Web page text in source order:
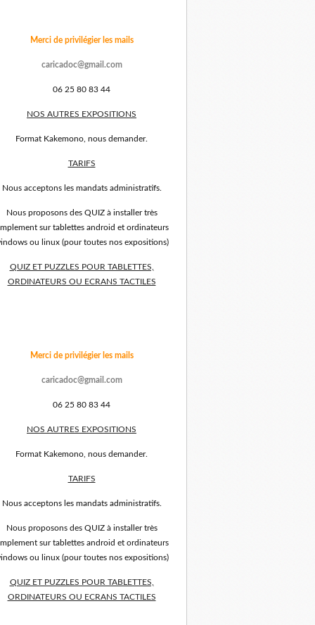
Merci de privilégier les mails
caricadoc@gmail.com
06 25 80 83 44
NOS AUTRES EXPOSITIONS
Format Kakemono, nous demander.
TARIFS
Nous acceptons les mandats administratifs.
Nous proposons des QUIZ à installer très
sur tablettes android et ordinateurs
ou linux (pour toutes nos expositions)
QUIZ ET PUZZLES POUR TABLETTES,
ORDINATEURS OU ECRANS TACTILES
Merci de privilégier les mails
caricadoc@gmail.com
06 25 80 83 44
NOS AUTRES EXPOSITIONS
Format Kakemono, nous demander.
TARIFS
Nous acceptons les mandats administratifs.
Nous proposons des QUIZ à installer très
sur tablettes android et ordinateurs
ou linux (pour toutes nos expositions)
QUIZ ET PUZZLES POUR TABLETTES,
ORDINATEURS OU ECRANS TACTILES